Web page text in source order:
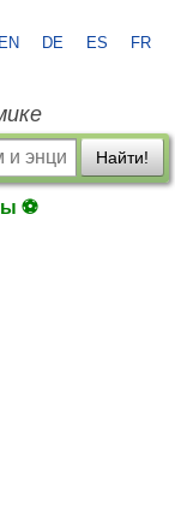
EN DE ES FR
Найти!
⚽